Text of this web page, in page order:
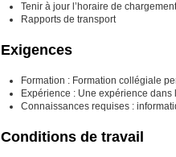
Tenir à jour l’horaire de chargement
Rapports de transport
Exigences
Formation : Formation collégiale
Expérience : Une expérience
Connaissances requises :
Conditions de travail